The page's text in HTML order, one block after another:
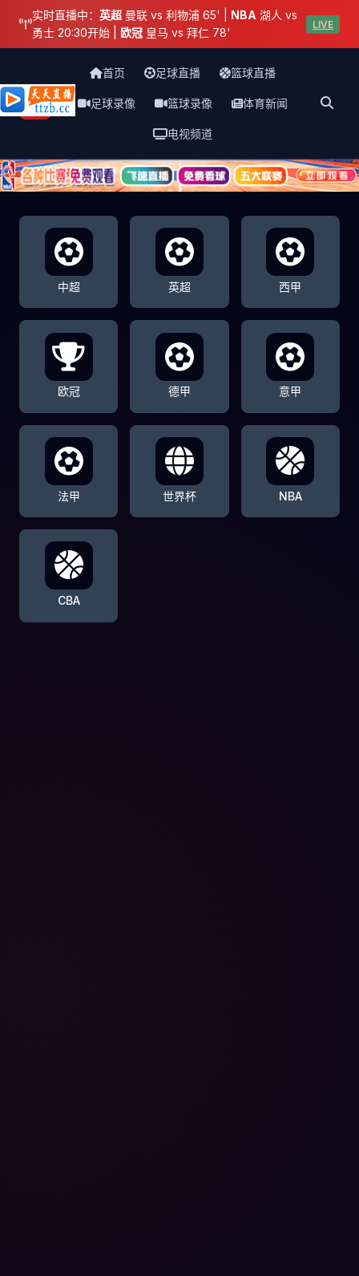
实时直播中： 英超 曼联 vs 利物浦 65' | NBA 湖人 vs
勇士 20:30开始 | 欧冠 皇马 vs 拜仁 78'
LIVE
天天直播网
首页 足球直播 篮球直播
足球录像 篮球录像 体育新闻
电视频道
中超 英超 西甲
欧冠 德甲 意甲
法甲 世界杯 NBA
CBA